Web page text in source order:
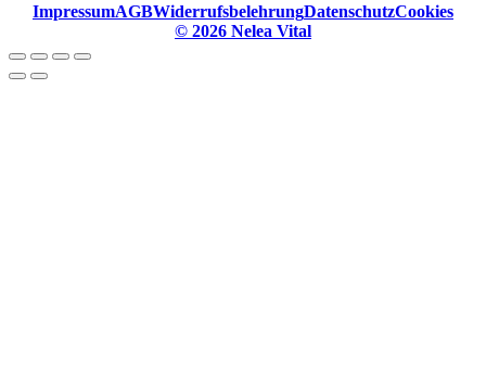
ImpressumAGBWiderrufsbelehrungDatenschutzCookies
© 2026 Nelea Vital